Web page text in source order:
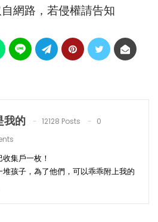
網路，若侵權請告知
我的 12128 Posts
0
集戶一枚！
堆孩子，為了他們，可以乖乖附上我的